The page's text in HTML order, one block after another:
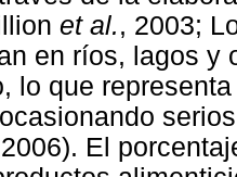
et al., 2003;
en ríos, lagos y
lo que
El